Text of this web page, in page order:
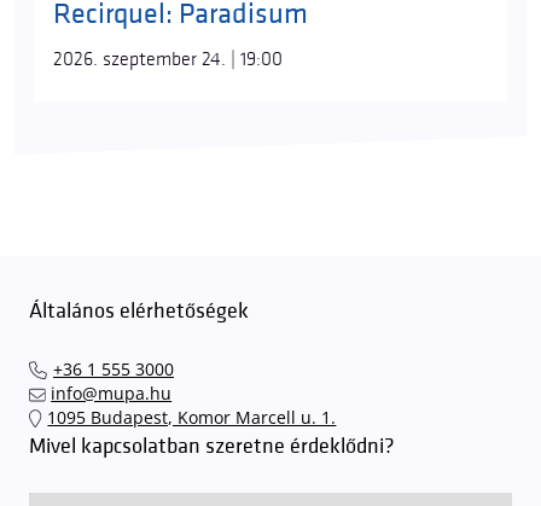
Recirquel: Paradisum
2026. szeptember 24. | 19:00
Általános elérhetőségek
+36 1 555 3000
info@mupa.hu
1095 Budapest, Komor Marcell u. 1.
Mivel kapcsolatban szeretne érdeklődni?